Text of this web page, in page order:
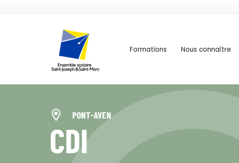
Formations Nous connaître
PONT-AVEN
CDI